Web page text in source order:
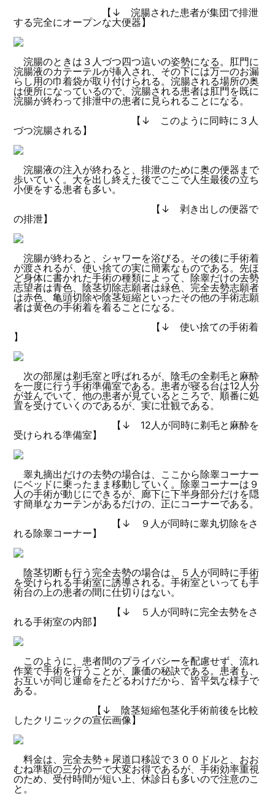
【↓ 浣腸された患者が集団で排泄
する完全にオープンな大便器】
浣腸のときは３人づつ四つ這いの姿勢になる。肛門に
浣腸液のカテーテルが挿入され、その下には万一のお漏
らし用の巾着袋が取り付けられる。浣腸される場所の奥
は便所になっているので、浣腸される患者は肛門を既に
浣腸が終わって排泄中の患者に見られることになる。
【↓ このように同時に３人
づつ浣腸される】
浣腸液の注入が終わると、排泄のために奥の便器まで
歩いていく。大を出し終えた後でここで人生最後の立ち
小便をする患者も多い。
【↓ 剥き出しの便器で
の排泄】
浣腸が終わると、シャワーを浴びる。その後に手術着
が渡されるが、使い捨ての実に簡素なものである。先ほ
ど身体に書かれた手術の種類によって、除睾だけの去勢
志望者は青色、陰茎切除志願者は緑色、完全去勢志願者
は赤色、亀頭切除や陰茎短縮といったその他の手術志願
者は黄色の手術着を着ることになる。
【↓ 使い捨ての手術着
】
次の部屋は剃毛室と呼ばれるが、陰毛の全剃毛と麻酔
を一度に行う手術準備室である。患者が寝る台は12人分
が並んでいて、他の患者が見ているところで、順番に処
置を受けていくのであるが、実に壮観である。
【↓ 12人が同時に剃毛と麻酔を
受けられる準備室】
睾丸摘出だけの去勢の場合は、ここから除睾コーナー
にベッドに乗ったまま移動していく。除睾コーナーは９
人の手術が動じにできるが、廊下に下半身部分だけを隠
す簡単なカーテンがあるだけの、正にコーナーである。
【↓ ９人が同時に睾丸切除をさ
れる除睾コーナー】
陰茎切断も行う完全去勢の場合は、５人が同時に手術
を受けられる手術室に誘導される。手術室といっても手
術台の上の患者の間に仕切りはない。
【↓ ５人が同時に完全去勢をさ
れる手術室の内部】
このように、患者間のプライバシーを配慮せず、流れ
作業で手術を行うことが、廉価の秘訣である。患者も、
お互いが同じ運命をたどるわけだから、皆平気な様子で
ある。
【↓ 陰茎短縮包茎化手術前後を比較
したクリニックの宣伝画像】
料金は、完全去勢＋尿道口移設で３００ドルと、おお
むね準額の三分の一で大変お得であるが、手術効率重視
のため、受付時間が短い上、休診日も多いので注意のこ
と。